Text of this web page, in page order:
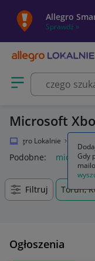
Allegro
Sprawdź »
Otwórz menu z
Microsoft
Allegro Lokalnie
Podobne: microsoft
Filtruj Toruń,
Ogłoszenia
Gdy